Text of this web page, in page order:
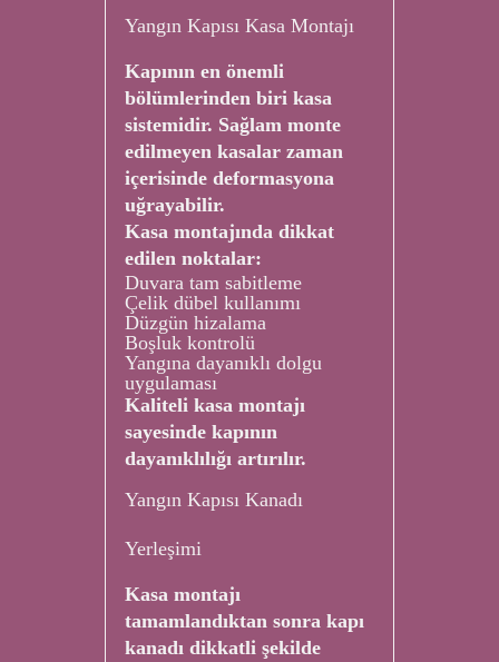
Yangın Kapısı Kasa Montajı
Kapının en önemli
bölümlerinden biri kasa
sistemidir. Sağlam monte
edilmeyen kasalar zaman
içerisinde deformasyona
uğrayabilir.
Kasa montajında dikkat
edilen noktalar:
Duvara tam sabitleme
Çelik dübel kullanımı
Düzgün hizalama
Boşluk kontrolü
Yangına dayanıklı dolgu
uygulaması
Kaliteli kasa montajı
sayesinde kapının
dayanıklılığı artırılır.
Yangın Kapısı Kanadı
Yerleşimi
Kasa montajı
tamamlandıktan sonra kapı
kanadı dikkatli şekilde